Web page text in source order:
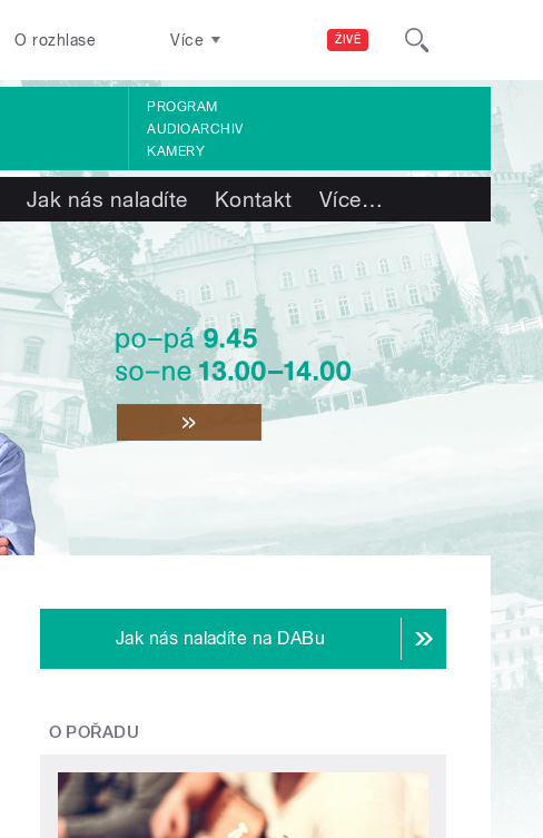
ŽIVĚ
O rozhlase Více
PROGRAM
AUDIOARCHIV
KAMERY
Jak nás naladíte Kontakt Více…
Jak nás naladíte na DABu
O POŘADU